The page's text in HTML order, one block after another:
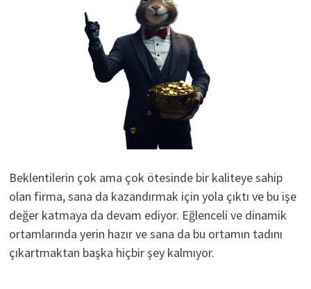
Beklentilerin çok ama çok ötesinde bir kaliteye sahip
olan firma, sana da kazandırmak için yola çıktı ve bu işe
değer katmaya da devam ediyor. Eğlenceli ve dinamik
ortamlarında yerin hazır ve sana da bu ortamın tadını
çıkartmaktan başka hiçbir şey kalmıyor.